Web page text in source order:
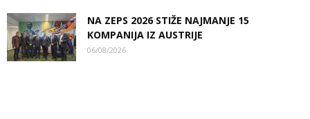
NA ZEPS 2026 STIŽE NAJMANJE 15
KOMPANIJA IZ AUSTRIJE
06/08/2026